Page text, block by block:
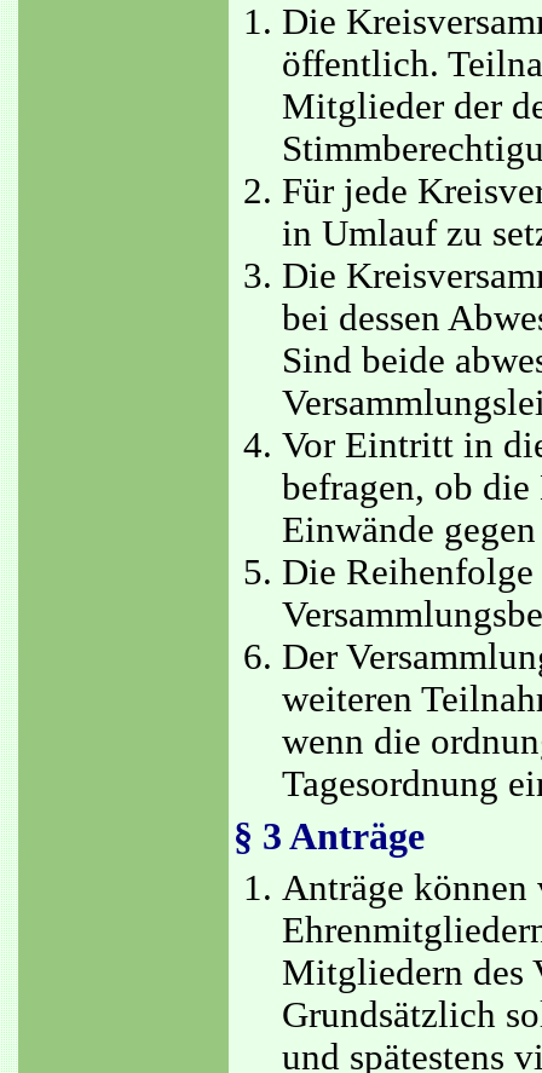
Die
öffentlich.
Mitglieder der
Für jede
in Umlauf zu
Die
bei dessen
Sind beide
Vor Eintritt in
befragen, ob
Einwände
Die Reihenfolge
Der
weiteren
wenn die
Tagesordnung
§ 3 Anträge
Anträge können
Mitgliedern des
Grundsätzlich
und spätestens